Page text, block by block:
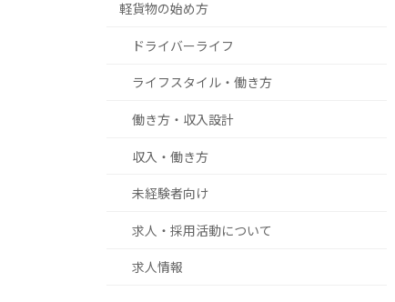
軽貨物の始め方
ドライバーライフ
ライフスタイル・働き方
働き方・収入設計
収入・働き方
未経験者向け
求人・採用活動について
求人情報